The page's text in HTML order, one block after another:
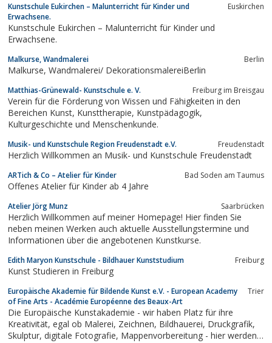
Kunstschule Eukirchen – Malunterricht für Kinder und
Erwachsene.
Euskirchen
Kunstschule Eukirchen – Malunterricht für Kinder und
Erwachsene.
Malkurse, Wandmalerei Berlin
Malkurse, Wandmalerei/ DekorationsmalereiBerlin
Matthias-Grünewald- Kunstschule e. V. Freiburg im Breisgau
Verein für die Förderung von Wissen und Fähigkeiten in den
Bereichen Kunst, Kunsttherapie, Kunstpädagogik,
Kulturgeschichte und Menschenkunde.
Musik- und Kunstschule Region Freudenstadt e.V. Freudenstadt
Herzlich Willkommen an Musik- und Kunstschule Freudenstadt
ARTich & Co – Atelier für Kinder Bad Soden am Taumus
Offenes Atelier für Kinder ab 4 Jahre
Atelier Jörg Munz Saarbrücken
Herzlich Willkommen auf meiner Homepage! Hier finden Sie
neben meinen Werken auch aktuelle Ausstellungstermine und
Informationen über die angebotenen Kunstkurse.
Edith Maryon Kunstschule - Bildhauer Kunststudium Freiburg
Kunst Studieren in Freiburg
Europäische Akademie für Bildende Kunst e.V. - European Academy
of Fine Arts - Académie Européenne des Beaux-Art
Trier
Die Europäische Kunstakademie - wir haben Platz für ihre
Kreativität, egal ob Malerei, Zeichnen, Bildhauerei, Druckgrafik,
Skulptur, digitale Fotografie, Mappenvorbereitung - hier werden